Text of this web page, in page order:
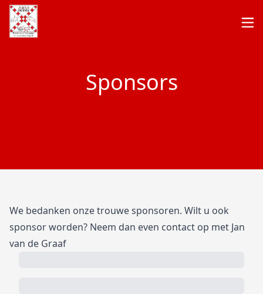
Sponsors
We bedanken onze trouwe sponsoren. Wilt u ook
sponsor worden? Neem dan even contact op met Jan
van de Graaf